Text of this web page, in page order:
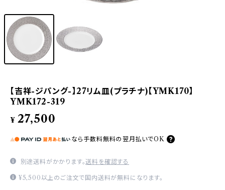
【吉祥-ジパング-】27リム皿(プラチナ)【YMK170】
YMK172-319
¥ 27,500
なら 手数料無料の 翌月払いでOK
別途送料がかかります。送料を確認する
¥5,500以上のご注文で国内送料が無料になります。